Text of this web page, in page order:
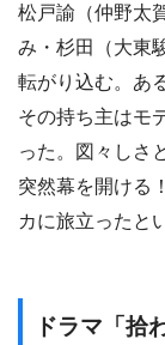
松戸諭（仲野太
み・杉田（大東
転がり込む。あ
その持ち主はモ
った。図々しさ
突然幕を開ける
カに旅立ったと
ドラマ「拾